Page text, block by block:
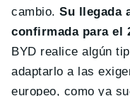
cambio.Su llegada
confirmada para el
BYD realice algún
adaptarlo a las
europeo, como ya